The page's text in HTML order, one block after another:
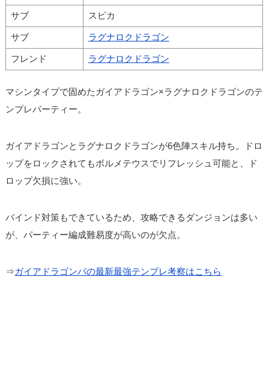
サブ スピカ
サブ ラグナロクドラゴン
フレンド ラグナロクドラゴン
マシンタイプで固めたガイアドラゴン×ラグナロクドラゴンのテ
ンプレパーティー。
ガイアドラゴンとラグナロクドラゴンが6色陣スキル持ち。ドロ
ップをロックされてもボルメテウスでリフレッシュ可能と、ド
ロップ欠損に強い。
バインド対策もできているため、攻略できるダンジョンは多い
が、パーティー編成難易度が高いのが欠点。
⇒ガイアドラゴンパの最新最強テンプレ考察はこちら